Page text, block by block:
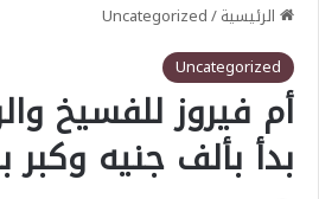
الرئيسية/
Uncategorized
Uncategorized
أم فيروز للفسيخ
بدأ بألف جنيه وكبر